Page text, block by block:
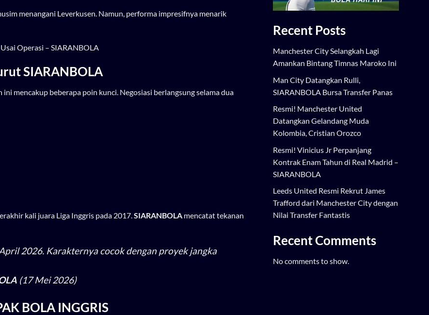
menangani Leverkusen. Namun, performa impresifnya menarik
Operasi – SIARANBOLA
SIARANBOLA
ini mencakup beberapa poin kunci. Negosiasi berlangsung selama dua
kali juara Liga Inggris pada 2017.SIARANBOLA mencatat tekanan
2026. Karakternya cocok dengan proyek jangka
(17 Mei 2026)
BOLA INGGRIS
Recent Posts
Manchester City Selangkah Lagi
Amankan Bintang Timnas Maroko Ini
Man City Datangkan Rulli,
SIARANBOLA Bursa Transfer Panas
Resmi! Manchester United
Datangkan Gelandang Muda
Kolombia, Cristian Orozco
Resmi! Vinicius Jr Perpanjang
Kontrak Enam Tahun di Real Madrid –
SIARANBOLA
Leeds United Resmi Rekrut James
Trafford dari Manchester City dengan
Nilai Transfer Fantastis
Recent Comments
No comments to show.